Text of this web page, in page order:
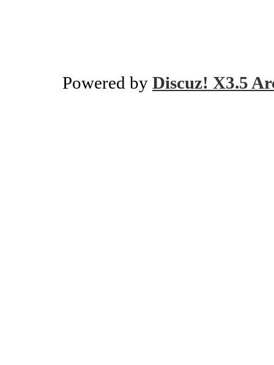
Powered by Discuz! X3.5